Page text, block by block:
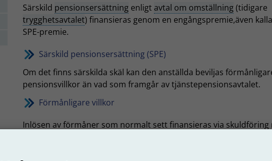
Särskild pensionsersättning enligtavtal om omställning(tidigare
trygghetsavtalet) finansieras genom en engångspremie,även
SPE-premie.
Särskild pensionsersättning (SPE)
Om det finns särskilda skäl kan den anställda beviljas
pensionsvillkor än vad som framgår av tjänstepensionsavtalet.
Förmånligare villkor
Inlösen av förmåner som normalt sett finansieras via skuldföring